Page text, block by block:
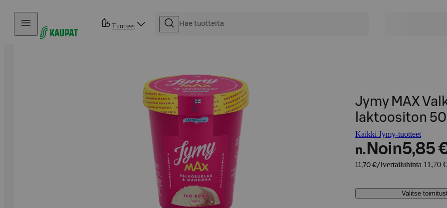
Hyppää sisältöön
Tuotteet
Jymy MAX
laktoositon
Kaikki Jymy-tuotteet
n. Noin5,85
11,70 €/l vertailuhinta 11,70
Valitse